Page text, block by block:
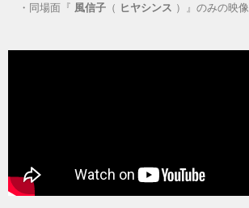
・ 同場面『 風信子 （ ヒヤシンス ）』のみの映像